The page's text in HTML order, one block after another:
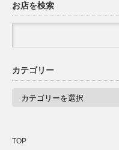
お店を検索
カテゴリー
TOP